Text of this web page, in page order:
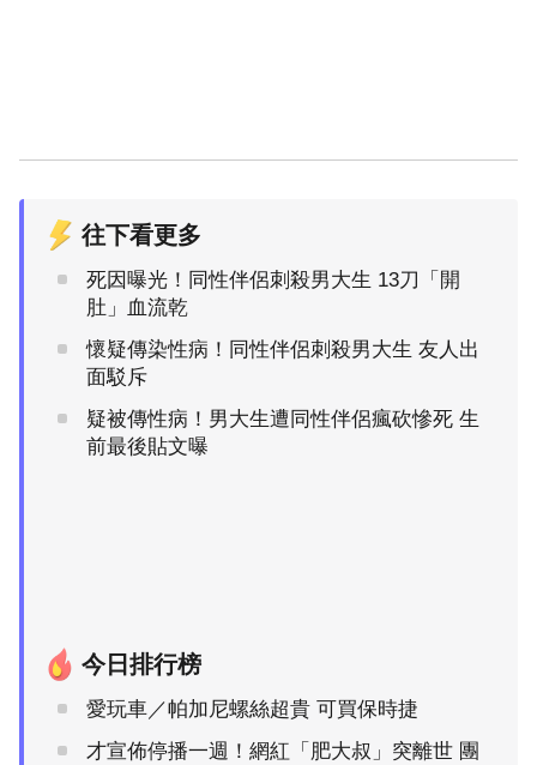
往下看更多
死因曝光！同性伴侶刺殺男大生 13刀「開
肚」血流乾
懷疑傳染性病！同性伴侶刺殺男大生 友人出
面駁斥
疑被傳性病！男大生遭同性伴侶瘋砍慘死 生
前最後貼文曝
今日排行榜
愛玩車／帕加尼螺絲超貴 可買保時捷
才宣佈停播一週！網紅「肥大叔」突離世 團